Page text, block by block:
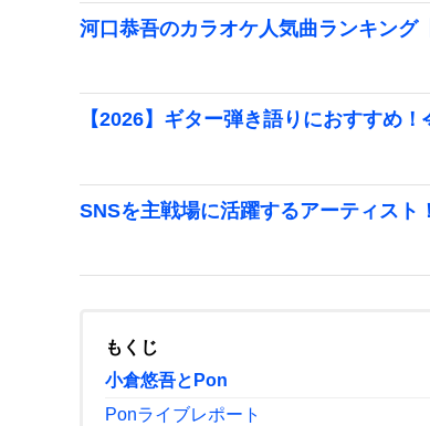
河口恭吾のカラオケ人気曲ランキング
【2026】ギター弾き語りにおすすめ
SNSを主戦場に活躍するアーティスト
もくじ
小倉悠吾とPon
Ponライブレポート